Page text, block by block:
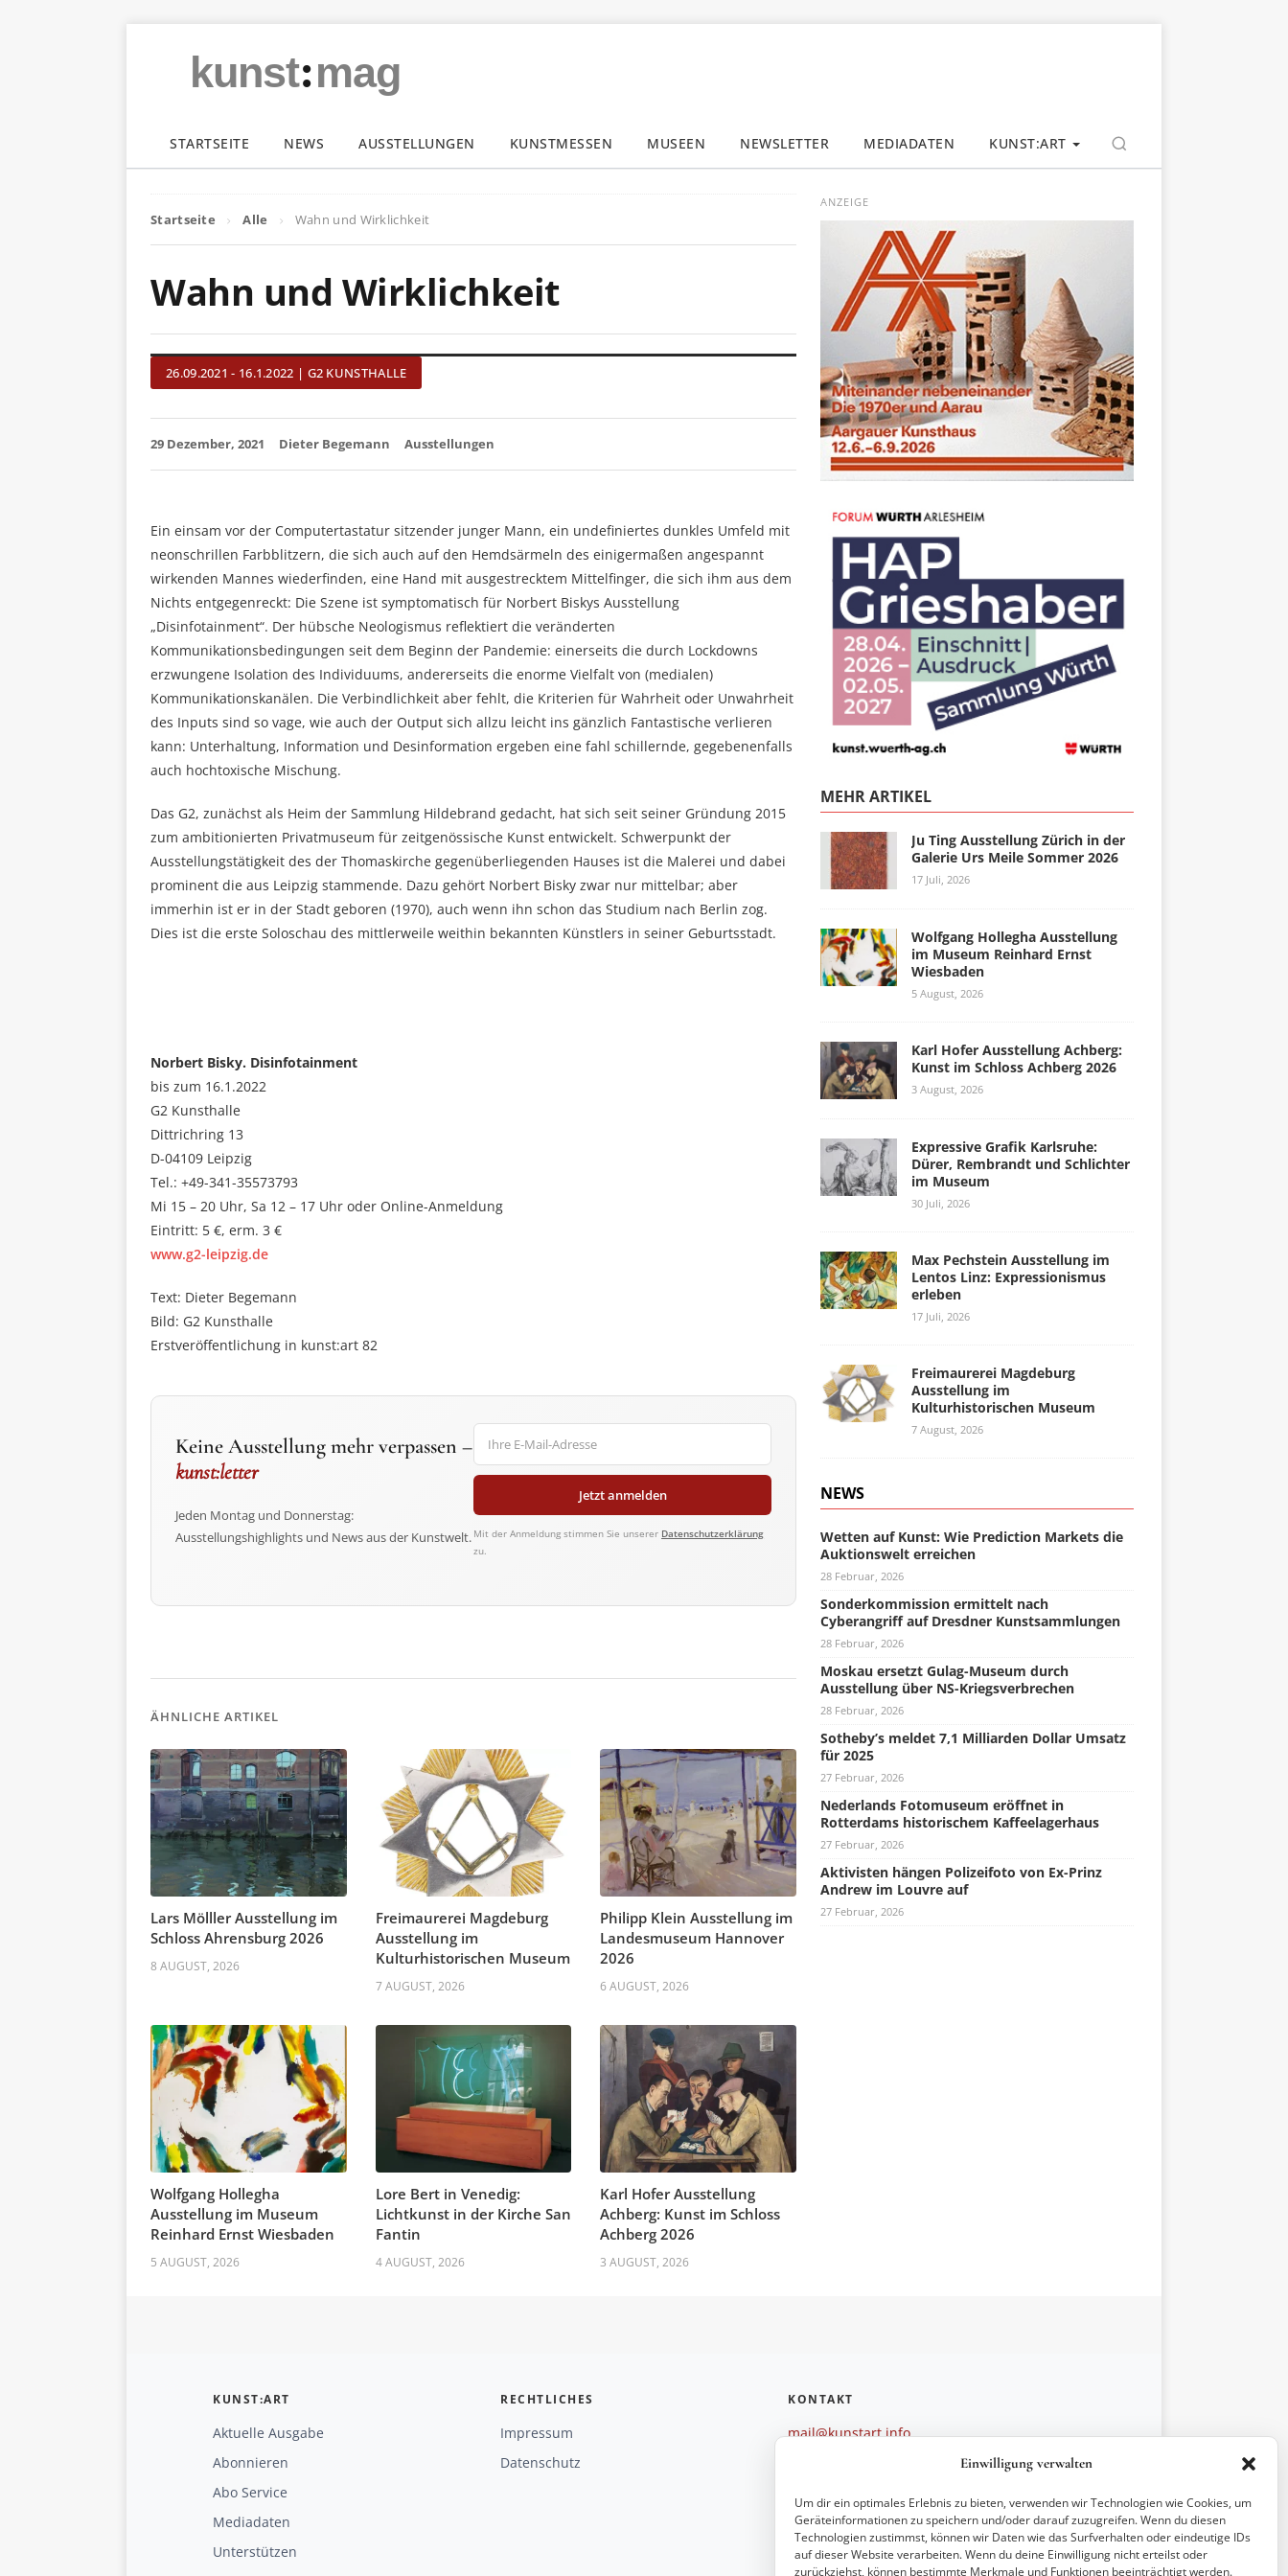
Einwilligung verwalten
Um dir ein optimales Erlebnis zu bieten, verwenden wir Technologien wie Cookies, um
Geräteinformationen zu speichern und/oder darauf zuzugreifen. Wenn du diesen
Technologien zustimmst, können wir Daten wie das Surfverhalten oder eindeutige IDs
auf dieser Website verarbeiten. Wenn du deine Einwilligung nicht erteilst oder
zurückziehst, können bestimmte Merkmale und Funktionen beeinträchtigt werden.
kunst:mag
STARTSEITE NEWS AUSSTELLUNGEN KUNSTMESSEN MUSEEN NEWSLETTER MEDIADATEN KUNST:ART
Startseite Alle Wahn und Wirklichkeit
Wahn und Wirklichkeit
26.09.2021 - 16.1.2022 | G2 KUNSTHALLE
29 Dezember, 2021 Dieter Begemann Ausstellungen
Ein einsam vor der Computertastatur sitzender junger Mann, ein undefiniertes dunkles Umfeld mit
neonschrillen Farbblitzern, die sich auch auf den Hemdsärmeln des einigermaßen angespannt
wirkenden Mannes wiederfinden, eine Hand mit ausgestrecktem Mittelfinger, die sich ihm aus dem
Nichts entgegenreckt: Die Szene ist symptomatisch für Norbert Biskys Ausstellung
„Disinfotainment“. Der hübsche Neologismus reflektiert die veränderten
Kommunikationsbedingungen seit dem Beginn der Pandemie: einerseits die durch Lockdowns
erzwungene Isolation des Individuums, andererseits die enorme Vielfalt von (medialen)
Kommunikationskanälen. Die Verbindlichkeit aber fehlt, die Kriterien für Wahrheit oder Unwahrheit
des Inputs sind so vage, wie auch der Output sich allzu leicht ins gänzlich Fantastische verlieren
kann: Unterhaltung, Information und Desinformation ergeben eine fahl schillernde, gegebenenfalls
auch hochtoxische Mischung.
Das G2, zunächst als Heim der Sammlung Hildebrand gedacht, hat sich seit seiner Gründung 2015
zum ambitionierten Privatmuseum für zeitgenössische Kunst entwickelt. Schwerpunkt der
Ausstellungstätigkeit des der Thomaskirche gegenüberliegenden Hauses ist die Malerei und dabei
prominent die aus Leipzig stammende. Dazu gehört Norbert Bisky zwar nur mittelbar; aber
immerhin ist er in der Stadt geboren (1970), auch wenn ihn schon das Studium nach Berlin zog.
Dies ist die erste Soloschau des mittlerweile weithin bekannten Künstlers in seiner Geburtsstadt.
Norbert Bisky. Disinfotainment
bis zum 16.1.2022
G2 Kunsthalle
Dittrichring 13
D-04109 Leipzig
Tel.: +49-341-35573793
Mi 15 – 20 Uhr, Sa 12 – 17 Uhr oder Online-Anmeldung
Eintritt: 5 €, erm. 3 €
www.g2-leipzig.de
Text: Dieter Begemann
Bild: G2 Kunsthalle
Erstveröffentlichung in kunst:art 82
Keine Ausstellung mehr verpassen –
kunst:letter
Jeden Montag und Donnerstag:
Ausstellungshighlights und News aus der Kunstwelt.
Jetzt anmelden
Mit der Anmeldung stimmen Sie unserer Datenschutzerklärung
zu.
ÄHNLICHE ARTIKEL
Lars Mölller Ausstellung im
Schloss Ahrensburg 2026
8 AUGUST, 2026
Freimaurerei Magdeburg
Ausstellung im
Kulturhistorischen Museum
7 AUGUST, 2026
Philipp Klein Ausstellung im
Landesmuseum Hannover
2026
6 AUGUST, 2026
Wolfgang Hollegha
Ausstellung im Museum
Reinhard Ernst Wiesbaden
5 AUGUST, 2026
Lore Bert in Venedig:
Lichtkunst in der Kirche San
Fantin
4 AUGUST, 2026
Karl Hofer Ausstellung
Achberg: Kunst im Schloss
Achberg 2026
3 AUGUST, 2026
ANZEIGE
MEHR ARTIKEL
Ju Ting Ausstellung Zürich in der
Galerie Urs Meile Sommer 2026
17 Juli, 2026
Wolfgang Hollegha Ausstellung
im Museum Reinhard Ernst
Wiesbaden
5 August, 2026
Karl Hofer Ausstellung Achberg:
Kunst im Schloss Achberg 2026
3 August, 2026
Expressive Grafik Karlsruhe:
Dürer, Rembrandt und Schlichter
im Museum
30 Juli, 2026
Max Pechstein Ausstellung im
Lentos Linz: Expressionismus
erleben
17 Juli, 2026
Freimaurerei Magdeburg
Ausstellung im
Kulturhistorischen Museum
7 August, 2026
NEWS
Wetten auf Kunst: Wie Prediction Markets die
Auktionswelt erreichen
28 Februar, 2026
Sonderkommission ermittelt nach
Cyberangriff auf Dresdner Kunstsammlungen
28 Februar, 2026
Moskau ersetzt Gulag-Museum durch
Ausstellung über NS-Kriegsverbrechen
28 Februar, 2026
Sotheby’s meldet 7,1 Milliarden Dollar Umsatz
für 2025
27 Februar, 2026
Nederlands Fotomuseum eröffnet in
Rotterdams historischem Kaffeelagerhaus
27 Februar, 2026
Aktivisten hängen Polizeifoto von Ex-Prinz
Andrew im Louvre auf
27 Februar, 2026
KUNST:ART
Aktuelle Ausgabe
Abonnieren
Abo Service
Mediadaten
Unterstützen
RECHTLICHES
Impressum
Datenschutz
KONTAKT
mail@kunstart.info